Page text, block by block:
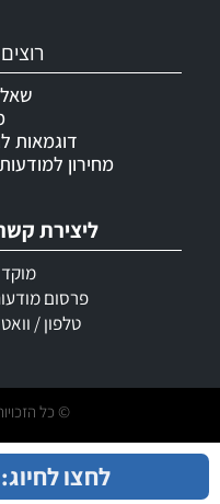
ליצירת
פרסום
טלפון / וואטצאפ:
דוגמאות
מחירון
© כל הזכויות
לחצו לחיוג: 077-9967000